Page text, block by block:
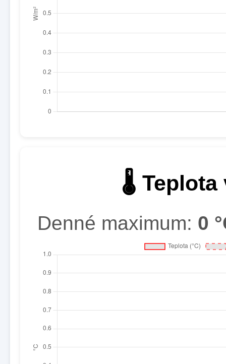
🌡️ Teplota
Denné maximum: 0